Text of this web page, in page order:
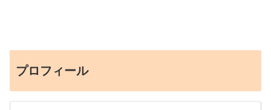
プロフィール